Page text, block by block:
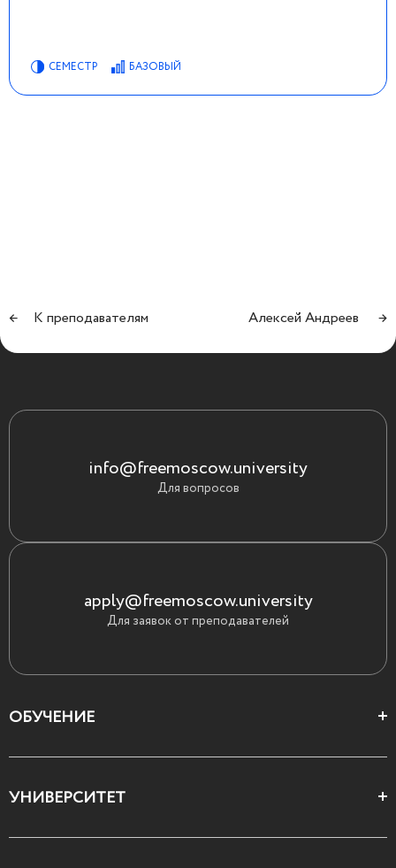
СЕМЕСТР БАЗОВЫЙ
← К преподавателям Алексей Андреев →
info@freemoscow.university
Для вопросов
apply@freemoscow.university
Для заявок от преподавателей
ОБУЧЕНИЕ
Все курсы
УНИВЕРСИТЕТ